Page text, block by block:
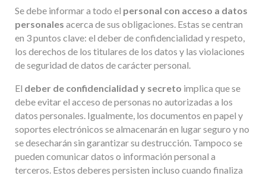
Se debe informar a todo el personal con acceso a datos
personales acerca de sus obligaciones. Estas se centran
en 3 puntos clave: el deber de confidencialidad y respeto,
los derechos de los titulares de los datos y las violaciones
de seguridad de datos de carácter personal.
El deber de confidencialidad y secreto implica que se
debe evitar el acceso de personas no autorizadas a los
datos personales. Igualmente, los documentos en papel y
soportes electrónicos se almacenarán en lugar seguro y no
se desecharán sin garantizar su destrucción. Tampoco se
pueden comunicar datos o información personal a
terceros. Estos deberes persisten incluso cuando finaliza